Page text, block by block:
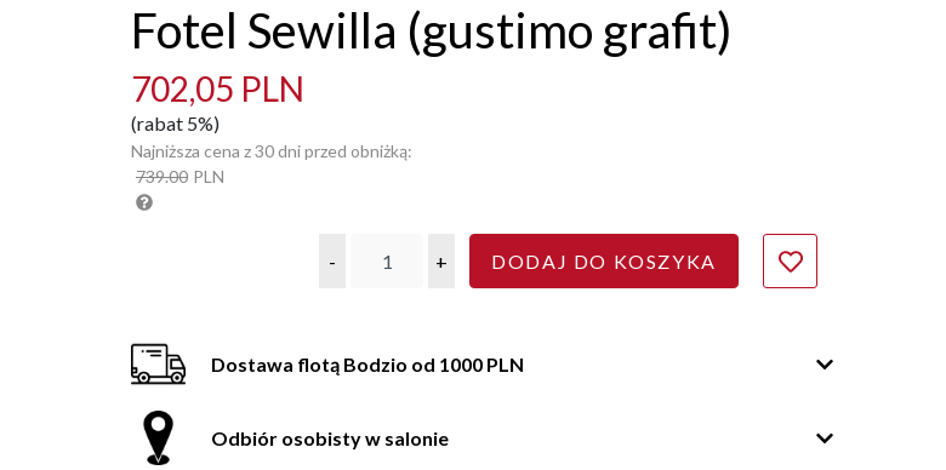
Fotel Sewilla (gustimo grafit)
702,05 PLN
(rabat 5%)
Najniższa cena z 30 dni przed obniżką:
739.00 PLN
- + DODAJ DO KOSZYKA
Dostawa flotą Bodzio od 1000 PLN
Odbiór osobisty w salonie